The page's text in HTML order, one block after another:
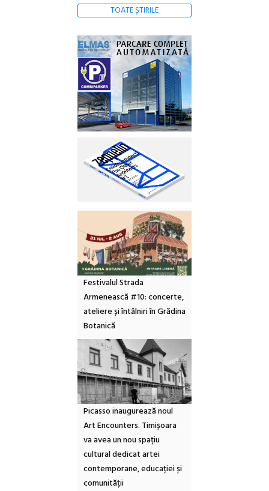
TOATE ȘTIRILE
Festivalul Strada
Armenească #10: concerte,
ateliere și întâlniri în Grădina
Botanică
Picasso inaugurează noul
Art Encounters. Timișoara
va avea un nou spațiu
cultural dedicat artei
contemporane, educației și
comunității